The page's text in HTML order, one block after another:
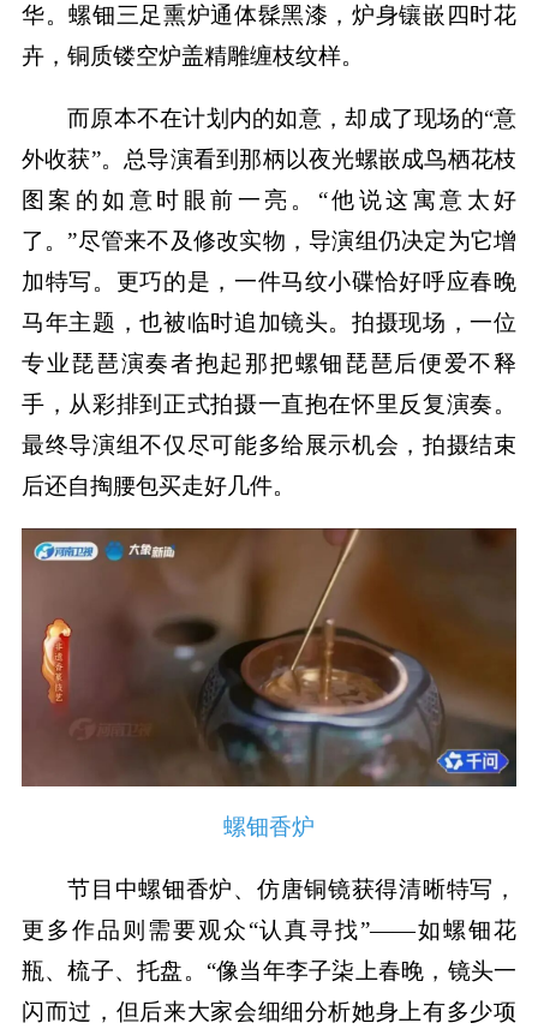
华。螺钿三足熏炉通体髹黑漆，炉身镶嵌四时花
卉，铜质镂空炉盖精雕缠枝纹样。
而原本不在计划内的如意，却成了现场的“意
外收获”。总导演看到那柄以夜光螺嵌成鸟栖花枝
图案的如意时眼前一亮。“他说这寓意太好
了。”尽管来不及修改实物，导演组仍决定为它增
加特写。更巧的是，一件马纹小碟恰好呼应春晚
马年主题，也被临时追加镜头。拍摄现场，一位
专业琵琶演奏者抱起那把螺钿琵琶后便爱不释
手，从彩排到正式拍摄一直抱在怀里反复演奏。
最终导演组不仅尽可能多给展示机会，拍摄结束
后还自掏腰包买走好几件。
螺钿香炉
节目中螺钿香炉、仿唐铜镜获得清晰特写，
更多作品则需要观众“认真寻找”——如螺钿花
瓶、梳子、托盘。“像当年李子柒上春晚，镜头一
闪而过，但后来大家会细细分析她身上有多少项